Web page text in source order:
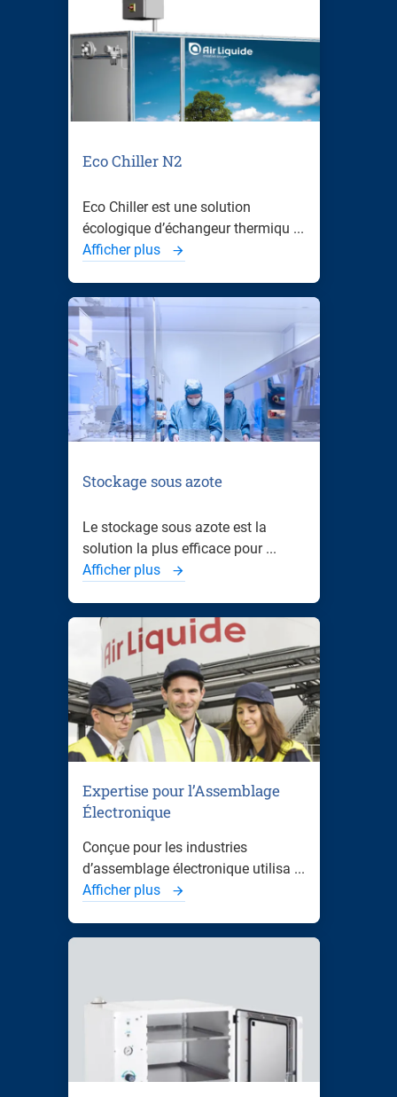
Eco Chiller N2
Eco Chiller est une solution
écologique d’échangeur thermiqu ...
Afficher plus
Stockage sous azote
Le stockage sous azote est la
solution la plus efficace pour ...
Afficher plus
Expertise pour l’Assemblage
Électronique
Conçue pour les industries
d’assemblage électronique utilisa ...
Afficher plus